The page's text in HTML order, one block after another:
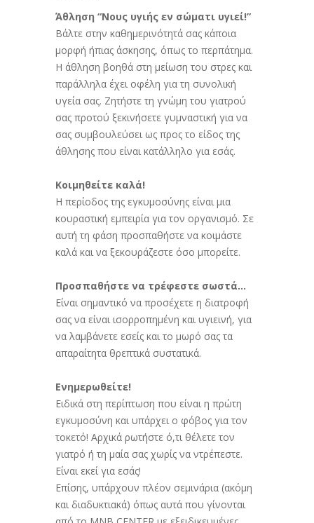
Άθληση “Νους υγιής εν σώματι υγιεί!”
Βάλτε στην καθημερινότητά σας κάποια
μορφή ήπιας άσκησης, όπως το περπάτημα.
Η άθληση βοηθά στη μείωση του στρες και
παράλληλα έχει οφέλη για τη συνολική
υγεία σας. Ζητήστε τη γνώμη του γιατρού
σας προτού ξεκινήσετε γυμναστική για να
σας συμβουλεύσει ως προς το είδος της
άθλησης που είναι κατάλληλο για εσάς.
Κοιμηθείτε καλά!
Η περίοδος της εγκυμοσύνης είναι μια
κουραστική εμπειρία για τον οργανισμό. Σε
αυτή τη φάση προσπαθήστε να κοιμάστε
καλά και να ξεκουράζεστε όσο μπορείτε.
Προσπαθήστε να τρέφεστε σωστά…
Είναι σημαντικό να προσέχετε η διατροφή
σας να είναι ισορροπημένη και υγιεινή, για
να λαμβάνετε εσείς και το μωρό σας τα
απαραίτητα θρεπτικά συστατικά.
Ενημερωθείτε!
Ειδικά στη περίπτωση που είναι η πρώτη
εγκυμοσύνη και υπάρχει ο φόβος για τον
τοκετό! Αρχικά ρωτήστε ό,τι θέλετε τον
γιατρό ή τη μαία σας χωρίς να ντρέπεστε.
Είναι εκεί για εσάς!
Επίσης, υπάρχουν πλέον σεμινάρια (ακόμη
και διαδυκτιακά) όπως αυτά που γίνονται